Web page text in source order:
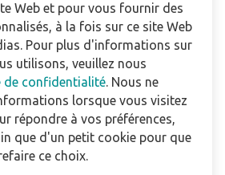
de Vente
Web et pour vous fournir des
à la fois sur ce site Web
Pour plus d'informations sur
utilisons, veuillez nous
de confidentialité. Nous ne
lorsque vous visitez
répondre à vos préférences,
que d'un petit cookie pour que
ce choix.